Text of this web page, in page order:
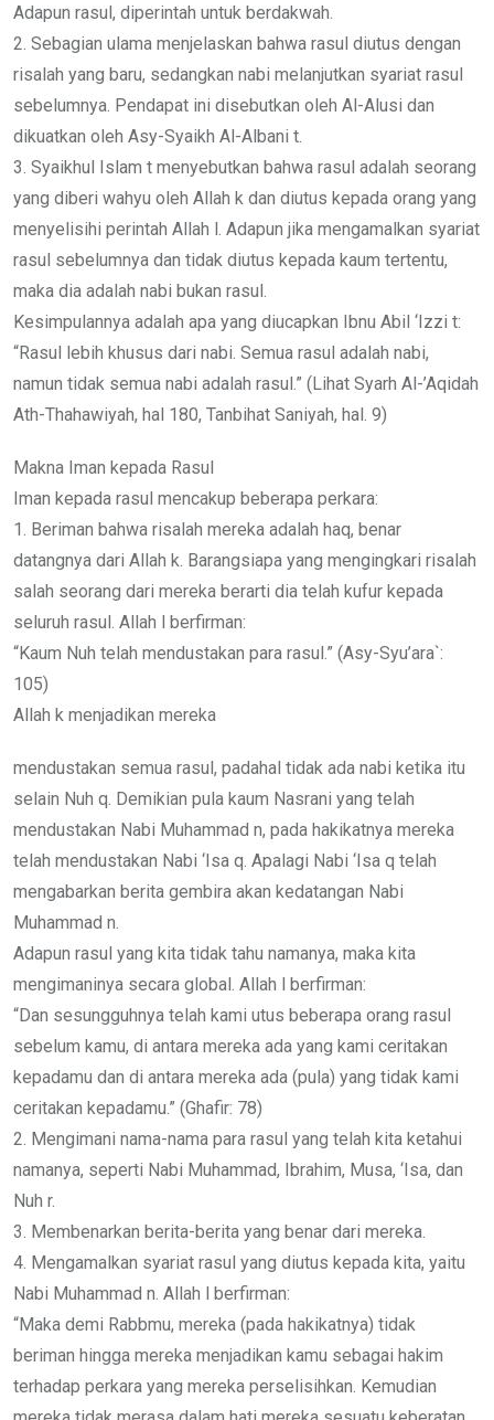
Adapun rasul, diperintah untuk berdakwah.
2. Sebagian ulama menjelaskan bahwa rasul diutus dengan
risalah yang baru, sedangkan nabi melanjutkan syariat rasul
sebelumnya. Pendapat ini disebutkan oleh Al-Alusi dan
dikuatkan oleh Asy-Syaikh Al-Albani t.
3. Syaikhul Islam t menyebutkan bahwa rasul adalah seorang
yang diberi wahyu oleh Allah k dan diutus kepada orang yang
menyelisihi perintah Allah l. Adapun jika mengamalkan syariat
rasul sebelumnya dan tidak diutus kepada kaum tertentu,
maka dia adalah nabi bukan rasul.
Kesimpulannya adalah apa yang diucapkan Ibnu Abil ‘Izzi t:
“Rasul lebih khusus dari nabi. Semua rasul adalah nabi,
namun tidak semua nabi adalah rasul.” (Lihat Syarh Al-’Aqidah
Ath-Thahawiyah, hal 180, Tanbihat Saniyah, hal. 9)
Makna Iman kepada Rasul
Iman kepada rasul mencakup beberapa perkara:
1. Beriman bahwa risalah mereka adalah haq, benar
datangnya dari Allah k. Barangsiapa yang mengingkari risalah
salah seorang dari mereka berarti dia telah kufur kepada
seluruh rasul. Allah l berfirman:
“Kaum Nuh telah mendustakan para rasul.” (Asy-Syu’ara`:
105)
Allah k menjadikan mereka
mendustakan semua rasul, padahal tidak ada nabi ketika itu
selain Nuh q. Demikian pula kaum Nasrani yang telah
mendustakan Nabi Muhammad n, pada hakikatnya mereka
telah mendustakan Nabi ‘Isa q. Apalagi Nabi ‘Isa q telah
mengabarkan berita gembira akan kedatangan Nabi
Muhammad n.
Adapun rasul yang kita tidak tahu namanya, maka kita
mengimaninya secara global. Allah l berfirman:
“Dan sesungguhnya telah kami utus beberapa orang rasul
sebelum kamu, di antara mereka ada yang kami ceritakan
kepadamu dan di antara mereka ada (pula) yang tidak kami
ceritakan kepadamu.” (Ghafir: 78)
2. Mengimani nama-nama para rasul yang telah kita ketahui
namanya, seperti Nabi Muhammad, Ibrahim, Musa, ‘Isa, dan
Nuh r.
3. Membenarkan berita-berita yang benar dari mereka.
4. Mengamalkan syariat rasul yang diutus kepada kita, yaitu
Nabi Muhammad n. Allah l berfirman:
“Maka demi Rabbmu, mereka (pada hakikatnya) tidak
beriman hingga mereka menjadikan kamu sebagai hakim
terhadap perkara yang mereka perselisihkan. Kemudian